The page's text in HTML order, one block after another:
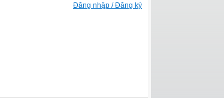
Đăng nhập / Đăng ký